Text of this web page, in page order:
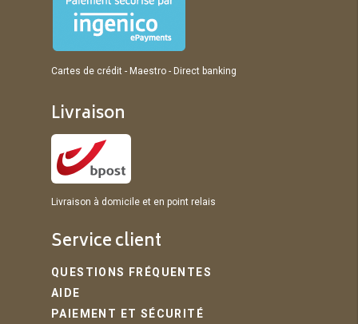
Cartes de crédit - Maestro - Direct banking
Livraison
Livraison à domicile et en point relais
Service client
QUESTIONS FRÉQUENTES
AIDE
PAIEMENT ET SÉCURITÉ